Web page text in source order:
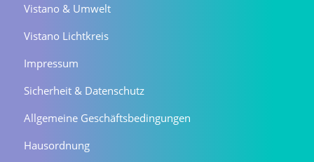
Vistano & Umwelt
Vistano Lichtkreis
Impressum
Sicherheit & Datenschutz
Allgemeine Geschäftsbedingungen
Hausordnung